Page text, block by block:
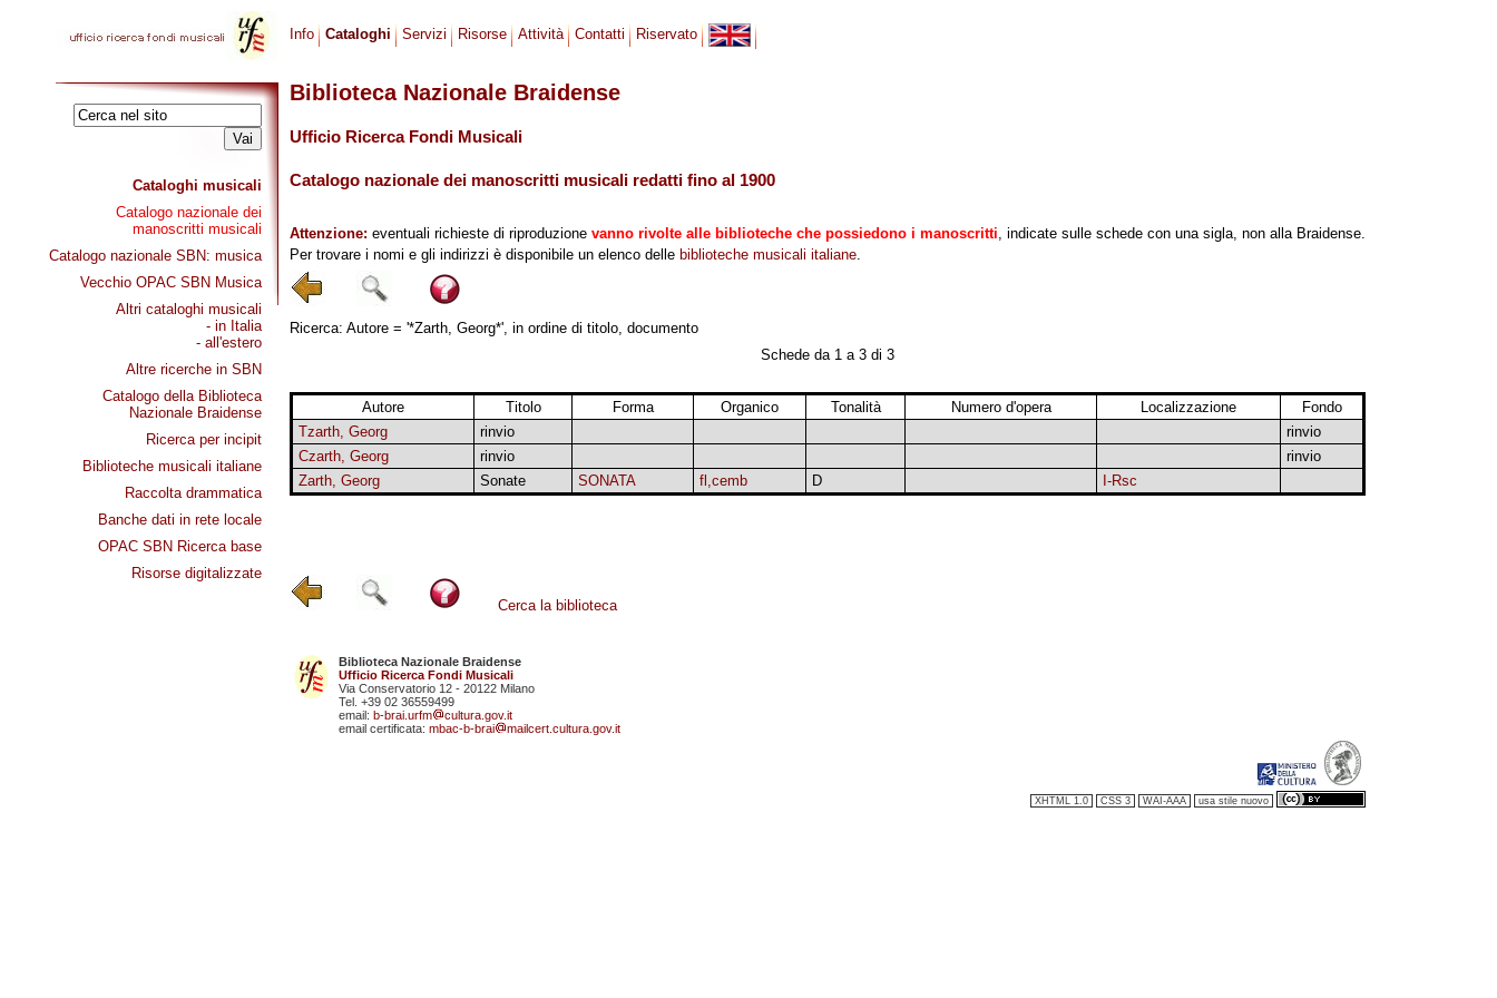
Cataloghi musicali
Catalogo nazionale dei
manoscritti musicali
Catalogo nazionale SBN: musica
Vecchio OPAC SBN Musica
Altri cataloghi musicali
- in Italia
- all'estero
Altre ricerche in SBN
Catalogo della Biblioteca
Nazionale Braidense
Ricerca per incipit
Biblioteche musicali italiane
Raccolta drammatica
Banche dati in rete locale
OPAC SBN Ricerca base
Risorse digitalizzate
Info Cataloghi Servizi Risorse Attività Contatti Riservato
Biblioteca Nazionale Braidense
Ufficio Ricerca Fondi Musicali
Catalogo nazionale dei manoscritti musicali redatti fino al 1900
Attenzione: eventuali richieste di riproduzione vanno rivolte alle biblioteche che possiedono i manoscritti, indicate sulle schede con una sigla, non alla Braidense.
Per trovare i nomi e gli indirizzi è disponibile un elenco delle biblioteche musicali italiane.
Ricerca: Autore = '*Zarth, Georg*', in ordine di titolo, documento
Schede da 1 a 3 di 3
Autore Titolo Forma Organico Tonalità Numero d'opera Localizzazione
Fondo
Tzarth, Georg
rinvio
rinvio
Czarth, Georg
rinvio
rinvio
Zarth, Georg
Sonate SONATA fl,cemb D I-Rsc
Cerca la biblioteca
Biblioteca Nazionale Braidense
Ufficio Ricerca Fondi Musicali
Via Conservatorio 12 - 20122 Milano
Tel. +39 02 36559499
email: b-brai.urfm
cultura.gov.it
email certificata: mbac-b-brai mailcert.cultura.gov.it
XHTML 1.0 CSS 3 WAI-AAA usa stile nuovo